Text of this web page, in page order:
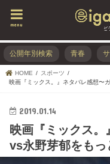
menu
公開年別検索 青春
HOME
スポーツ
映画『ミックス。』ネタバレ感想〜
2019.01.14
映画『ミックス。
vs永野芽郁をもっ